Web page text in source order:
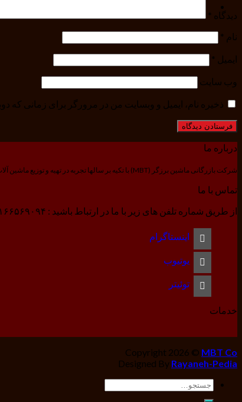
دیدگاه *
نام *
ایمیل
*
وب‌ سایت
ذخیره نام، ایمیل و وبسایت من در مرورگر برای زمانی که
درباره ما
شرکت بازرگانی ماشین برزگر (MBT) با تکیه بر سالها تجربه در تهیه و توزیع ماشین آلات فضای سبز و باغبانی و کشاورزی، مفتخر است که به عنوان پیشروترین مجموعه ابزار آلات کشاورزی ایران خدمتی در خور مصرف کنندگان و تولید کنندگان کشاورزی ایران ارائه نماید.
تماس با ما
از طریق شماره تلفن های زیر با ما در ارتباط باشید : ۰۲۱۶۶۵۶۹۰۹۴ - ۰۲۱۶۶۵۶۹۰۹۵ - ۰۲۱۶۶۵۶۹۰۹۶
اینستاگرام
یوتیوب
توئیتر
خدمات
Copyright 2026 © MBT Co
Designed By Rayaneh-Pedia
جستجو